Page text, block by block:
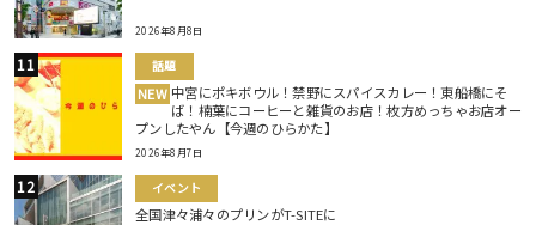
2026年8月8日
話題
NEW 中宮にポキボウル！禁野にスパイスカレー！東船橋にそ
ば！楠葉にコーヒーと雑貨のお店！枚方めっちゃお店オー
プンしたやん【今週のひらかた】
2026年8月7日
イベント
全国津々浦々のプリンがT-SITEに